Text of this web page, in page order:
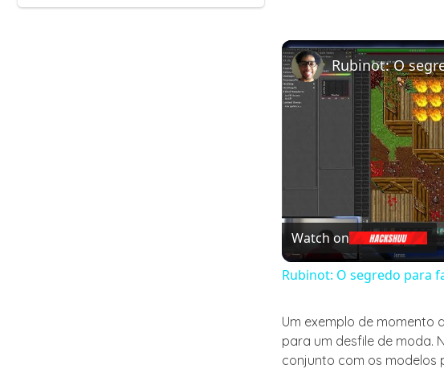
Watch on
Rubinot: O segredo para
Um exemplo de momento
para um desfile de moda.
conjunto com os modelos